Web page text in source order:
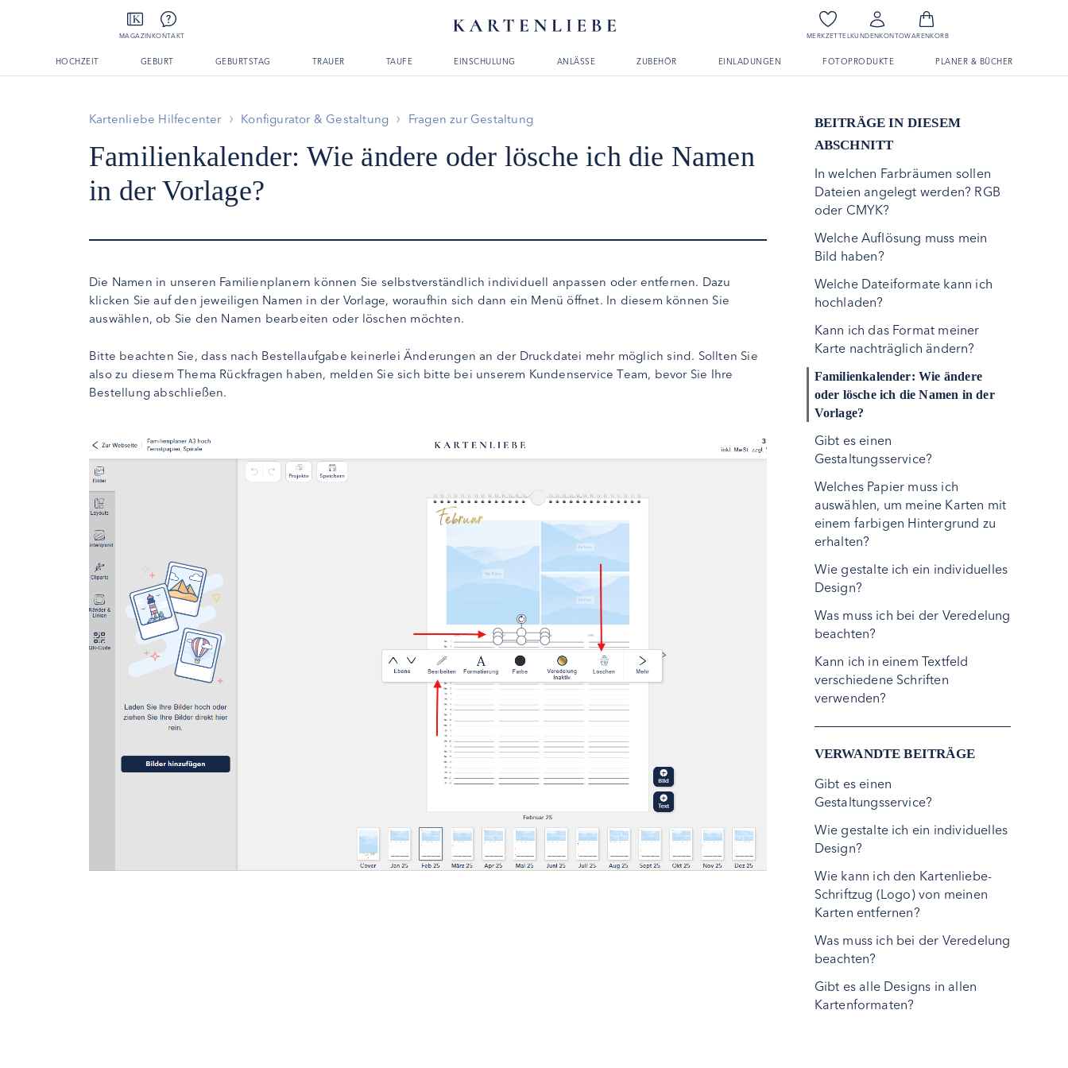
MAGAZINKONTAKT MERKZETTELKUNDENKONTOWARENKORB
HOCHZEIT GEBURT GEBURTSTAG TRAUER TAUFE EINSCHULUNG ANLÄSSE ZUBEHÖR EINLADUNGEN FOTOPRODUKTE PLANER & BÜCHER
Kartenliebe Hilfecenter Konfigurator & Gestaltung Fragen zur Gestaltung
Familienkalender: Wie ändere oder lösche ich die Namen
in der Vorlage?
Die Namen in unseren Familienplanern können Sie selbstverständlich individuell anpassen oder entfernen. Dazu
klicken Sie auf den jeweiligen Namen in der Vorlage, woraufhin sich dann ein Menü öffnet. In diesem können Sie
auswählen, ob Sie den Namen bearbeiten oder löschen möchten.
Bitte beachten Sie, dass nach Bestellaufgabe keinerlei Änderungen an der Druckdatei mehr möglich sind. Sollten Sie
also zu diesem Thema Rückfragen haben, melden Sie sich bitte bei unserem Kundenservice Team, bevor Sie Ihre
Bestellung abschließen.
BEITRÄGE IN DIESEM
ABSCHNITT
In welchen Farbräumen sollen
Dateien angelegt werden? RGB
oder CMYK?
Welche Auflösung muss mein
Bild haben?
Welche Dateiformate kann ich
hochladen?
Kann ich das Format meiner
Karte nachträglich ändern?
Familienkalender: Wie ändere
oder lösche ich die Namen in der
Vorlage?
Gibt es einen
Gestaltungsservice?
Welches Papier muss ich
auswählen, um meine Karten mit
einem farbigen Hintergrund zu
erhalten?
Wie gestalte ich ein individuelles
Design?
Was muss ich bei der Veredelung
beachten?
Kann ich in einem Textfeld
verschiedene Schriften
verwenden?
VERWANDTE BEITRÄGE
Gibt es einen
Gestaltungsservice?
Wie gestalte ich ein individuelles
Design?
Wie kann ich den Kartenliebe-
Schriftzug (Logo) von meinen
Karten entfernen?
Was muss ich bei der Veredelung
beachten?
Gibt es alle Designs in allen
Kartenformaten?